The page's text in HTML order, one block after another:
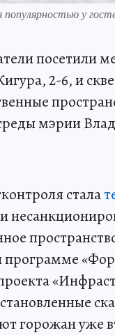
популярностью у
посетили
2-6, и
мэрии
стала
программе
горожан уже